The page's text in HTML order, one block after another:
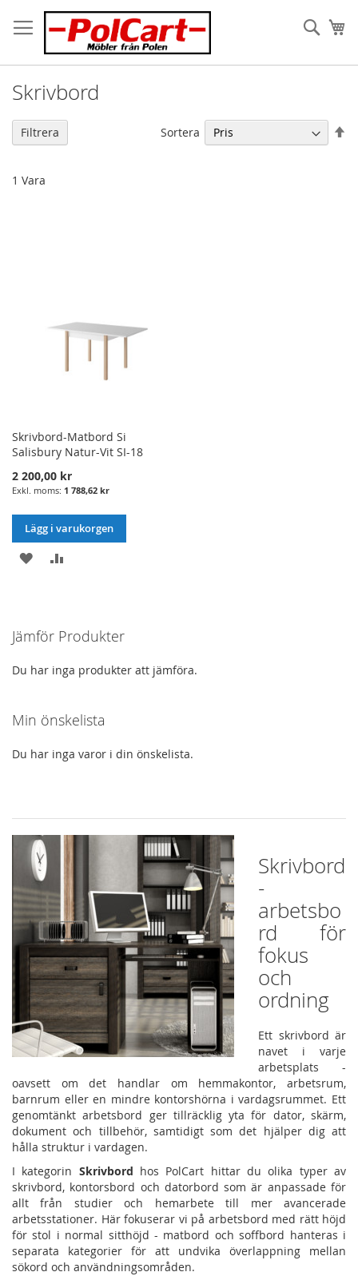
to
Content
Sök
Skrivbord
1 Vara
Sortera
Skrivbord-Matbord Si
Salisbury Natur-Vit SI-18
2 200,00 kr
1 788,62 kr
Lägg i varukorgen
LÄGG
Filtrera
Jämför Produkter
Du har inga produkter att jämföra.
Min önskelista
Du har inga varor i din önskelista.
Skrivbord
-
arbetsbo
rd för
fokus
och
ordning
Ett skrivbord är
navet i varje
arbetsplats -
oavsett om det handlar om hemmakontor, arbetsrum,
barnrum eller en mindre kontorshörna i vardagsrummet. Ett
genomtänkt arbetsbord ger tillräcklig yta för dator, skärm,
dokument och tillbehör, samtidigt som det hjälper dig att
hålla struktur i vardagen.
I kategorin Skrivbord hos PolCart hittar du olika typer av
skrivbord, kontorsbord och datorbord som är anpassade för
allt från studier och hemarbete till mer avancerade
arbetsstationer. Här fokuserar vi på arbetsbord med rätt höjd
för stol i normal sitthöjd - matbord och soffbord hanteras i
separata kategorier för att undvika överlappning mellan
sökord och användningsområden.